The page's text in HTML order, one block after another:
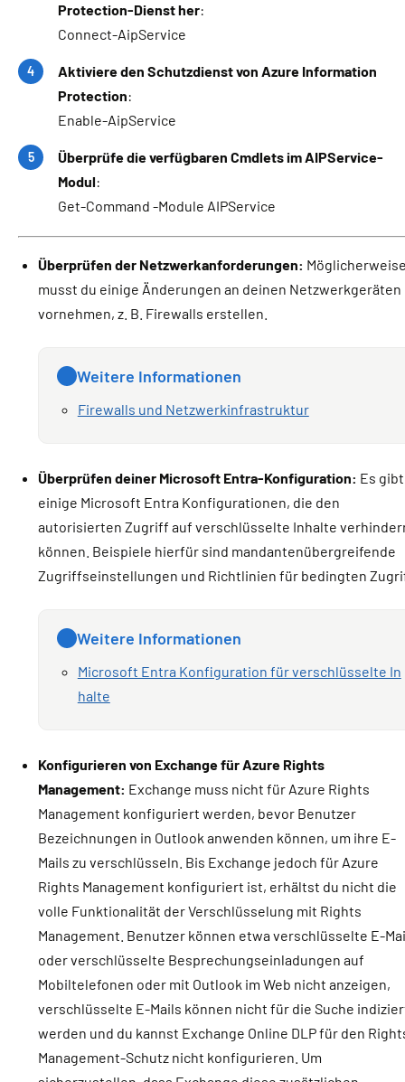
Protection-Dienst her:
Connect-AipService
Aktiviere den Schutzdienst von Azure Information
Protection:
Enable-AipService
Überprüfe die verfügbaren Cmdlets im AIPService-
Modul:
Get-Command -Module AIPService
Überprüfen der Netzwerkanforderungen:
musst du einige Änderungen an deinen Netzwerkgeräten
vornehmen, z. B. Firewalls erstellen.
Weitere Informationen
Firewalls und Netzwerkinfrastruktur
Überprüfen deiner Microsoft Entra-Konfiguration: Es gibt
einige Microsoft Entra Konfigurationen, die den
autorisierten Zugriff auf verschlüsselte Inhalte
können. Beispiele hierfür sind mandantenübergreifende
Zugriffseinstellungen und Richtlinien für bedingten
Weitere Informationen
Microsoft Entra Konfiguration für verschlüsselte In
halte
Konfigurieren von Exchange für Azure Rights
Management: Exchange muss nicht für Azure Rights
Management konfiguriert werden, bevor Benutzer
Bezeichnungen in Outlook anwenden können, um ihre E-
Mails zu verschlüsseln. Bis Exchange jedoch für Azure
Rights Management konfiguriert ist, erhältst du nicht die
volle Funktionalität der Verschlüsselung mit Rights
Management. Benutzer können etwa verschlüsselte E-
oder verschlüsselte Besprechungseinladungen auf
Mobiltelefonen oder mit Outlook im Web nicht anzeigen,
verschlüsselte E-Mails können nicht für die Suche
werden und du kannst Exchange Online DLP für den
Management-Schutz nicht konfigurieren. Um